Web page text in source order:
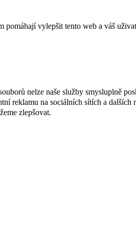
vylepšit tento web a váš
nelze naše služby smysluplně
reklamu na sociálních sítích a dalších
zlepšovat.